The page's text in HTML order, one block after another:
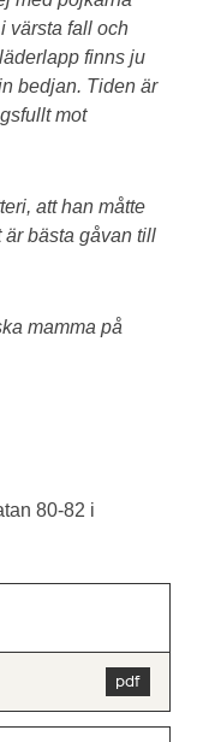
värsta fall och
finns ju
bedjan. Tiden är
mot
att han måtte
är bästa gåvan till
mamma på
80-82 i